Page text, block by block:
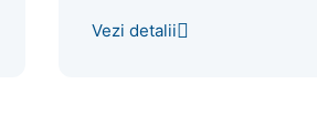
Vezi detalii